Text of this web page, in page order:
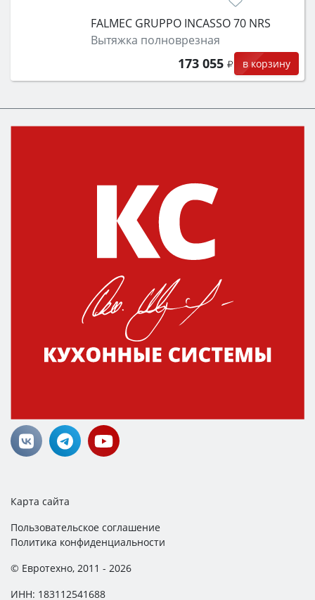
FALMEC GRUPPO INCASSO 70 NRS
Вытяжка полноврезная
173 055 в корзину
Карта сайта
Пользовательское соглашение
Политика конфиденциальности
© Евротехно, 2011 - 2026
ИНН: 183112541688